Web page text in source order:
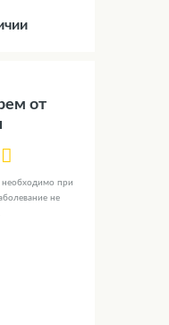
от
необходимо при
не